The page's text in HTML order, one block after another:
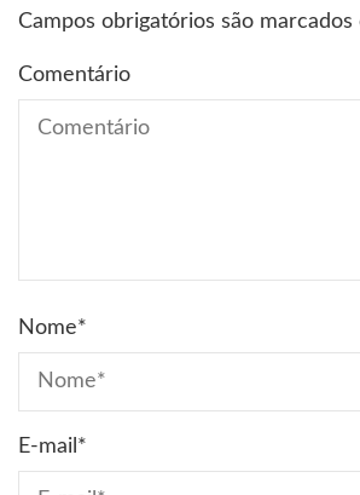
Campos obrigatórios são marcados
Comentário
Nome*
E-mail *